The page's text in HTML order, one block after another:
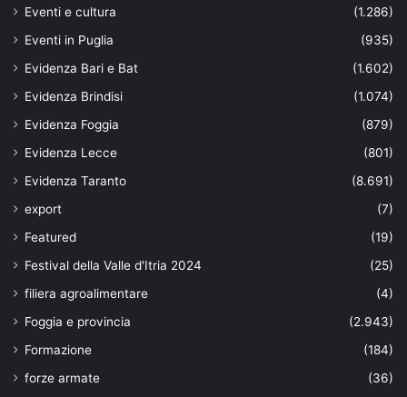
Eventi e cultura
(1.286)
Eventi in Puglia
(935)
Evidenza Bari e Bat
(1.602)
Evidenza Brindisi
(1.074)
Evidenza Foggia
(879)
Evidenza Lecce
(801)
Evidenza Taranto
(8.691)
export
(7)
Featured
(19)
Festival della Valle d'Itria 2024
(25)
filiera agroalimentare
(4)
Foggia e provincia
(2.943)
Formazione
(184)
forze armate
(36)